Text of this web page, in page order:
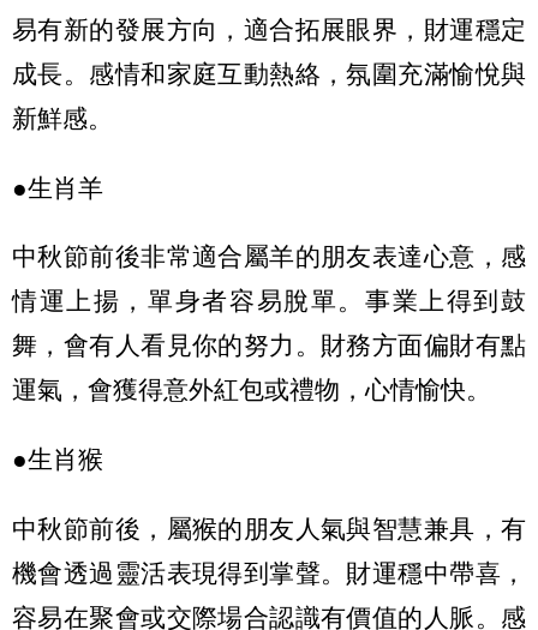
易有新的發展方向，適合拓展眼界，財運穩定
成長。感情和家庭互動熱絡，氛圍充滿愉悅與
新鮮感。
●生肖羊
中秋節前後非常適合屬羊的朋友表達心意，感
情運上揚，單身者容易脫單。事業上得到鼓
舞，會有人看見你的努力。財務方面偏財有點
運氣，會獲得意外紅包或禮物，心情愉快。
●生肖猴
中秋節前後，屬猴的朋友人氣與智慧兼具，有
機會透過靈活表現得到掌聲。財運穩中帶喜，
容易在聚會或交際場合認識有價值的人脈。感